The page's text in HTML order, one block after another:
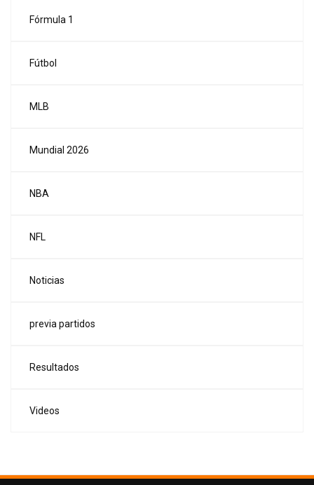
Fórmula 1
Fútbol
MLB
Mundial 2026
NBA
NFL
Noticias
previa partidos
Resultados
Videos